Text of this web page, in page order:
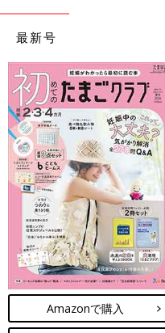
最新号
Amazonで購入